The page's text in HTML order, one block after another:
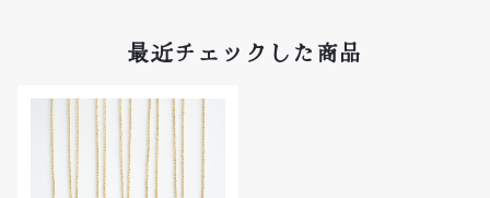
最近チェックした商品